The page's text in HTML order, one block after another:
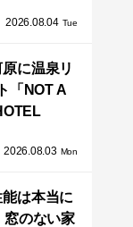
か
売開始！
2026.08.04 Tue
に温泉リ
「NOT A
販売を日
始！
2026.08.03 Mon
能は本当に
窓のない家